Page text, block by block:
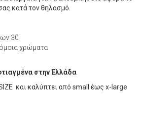
κατά τον θηλασμό.
30
χρώματα
στην Ελλάδα
και καλύπτει από small έως x-large